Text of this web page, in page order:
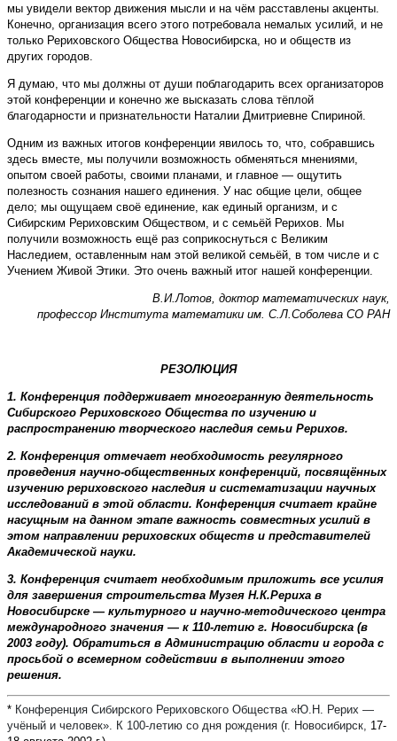
мы увидели вектор движения мысли и на чём расставлены акценты.
Конечно, организация всего этого потребовала немалых усилий, и не
только Рериховского Общества Новосибирска, но и обществ из
других городов.
Я думаю, что мы должны от души поблагодарить всех организаторов
этой конференции и конечно же высказать слова тёплой
благодарности и признательности Наталии Дмитриевне Спириной.
Одним из важных итогов конференции явилось то, что, собравшись
здесь вместе, мы получили возможность обменяться мнениями,
опытом своей работы, своими планами, и главное — ощутить
полезность сознания нашего единения. У нас общие цели, общее
дело; мы ощущаем своё единение, как единый организм, и с
Сибирским Рериховским Обществом, и с семьёй Рерихов. Мы
получили возможность ещё раз соприкоснуться с Великим
Наследием, оставленным нам этой великой семьёй, в том числе и с
Учением Живой Этики. Это очень важный итог нашей конференции.
В.И.Лотов, доктор математических наук,
профессор Института математики им. С.Л.Соболева СО РАН
РЕЗОЛЮЦИЯ
1. Конференция поддерживает многогранную деятельность
Сибирского Рериховского Общества по изучению и
распространению творческого наследия семьи Рерихов.
2. Конференция отмечает необходимость регулярного
проведения научно-общественных конференций, посвящённых
изучению рериховского наследия и систематизации научных
исследований в этой области. Конференция считает крайне
насущным на данном этапе важность совместных усилий в
этом направлении рериховских обществ и представителей
Академической науки.
3. Конференция считает необходимым приложить все усилия
для завершения строительства Музея Н.К.Рериха в
Новосибирске — культурного и научно-методического центра
международного значения — к 110-летию г. Новосибирска (в
2003 году). Обратиться в Администрацию области и города с
просьбой о всемерном содействии в выполнении этого
решения.
* Конференция Сибирского Рериховского Общества «Ю.Н. Рерих —
учёный и человек». К 100-летию со дня рождения (г. Новосибирск, 17-